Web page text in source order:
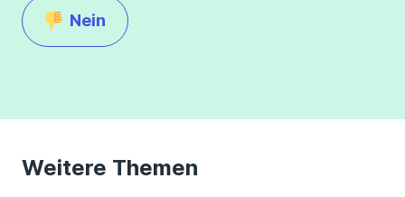
Nein
Weitere Themen